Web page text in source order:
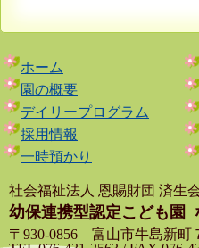
ホーム
園の概要
デイリープログラム
採用情報
一時預かり
社会福祉法人 恩賜財団 済生
幼保連携型認定こども園
〒930-0856 富山市牛島新町